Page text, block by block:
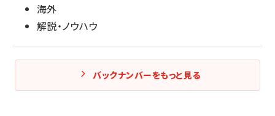
海外
解説・ノウハウ
バックナンバーをもっと見る